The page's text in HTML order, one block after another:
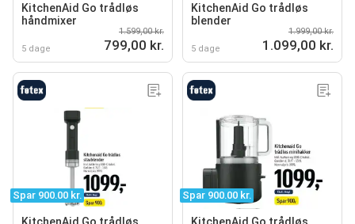
KitchenAid Go trådløs
håndmixer
5 dage
1.599,00 kr.
799,00 kr.
KitchenAid Go trådløs
blender
5 dage
1.999,00 kr.
1.099,00 kr.
Spar 900.00 kr.
KitchenAid Go trådløs
Spar 900.00 kr.
KitchenAid Go trådløs